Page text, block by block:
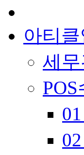
아티
세